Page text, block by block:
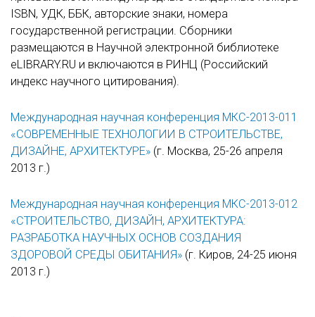
ISBN, УДК, ББК, авторские знаки, номера
государственной регистрации. Сборники
размещаются в Научной электронной библиотеке
eLIBRARY.RU и включаются в РИНЦ (Российский
индекс научного цитирования).
Международная научная конференция МКС-2013-011
«СОВРЕМЕННЫЕ ТЕХНОЛОГИИ В СТРОИТЕЛЬСТВЕ,
ДИЗАЙНЕ, АРХИТЕКТУРЕ» (г. Москва, 25-26 апреля
2013 г.)
Международная научная конференция МКС-2013-012
«СТРОИТЕЛЬСТВО, ДИЗАЙН, АРХИТЕКТУРА:
РАЗРАБОТКА НАУЧНЫХ ОСНОВ СОЗДАНИЯ
ЗДОРОВОЙ СРЕДЫ ОБИТАНИЯ» (г. Киров, 24-25 июня
2013 г.)